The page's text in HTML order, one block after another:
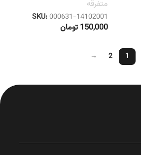
متفرقه
SKU:000631-14102001
150,000 تومان
1
2
→